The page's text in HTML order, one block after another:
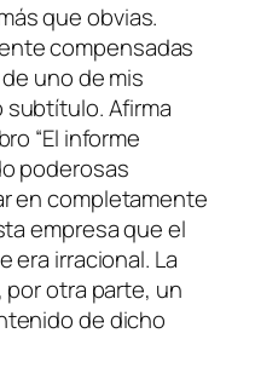
que obvias.
compensadas
uno de mis
subtítulo. Afirma
“El informe
poderosas
en completamente
empresa que el
era irracional. La
por otra parte, un
de dicho